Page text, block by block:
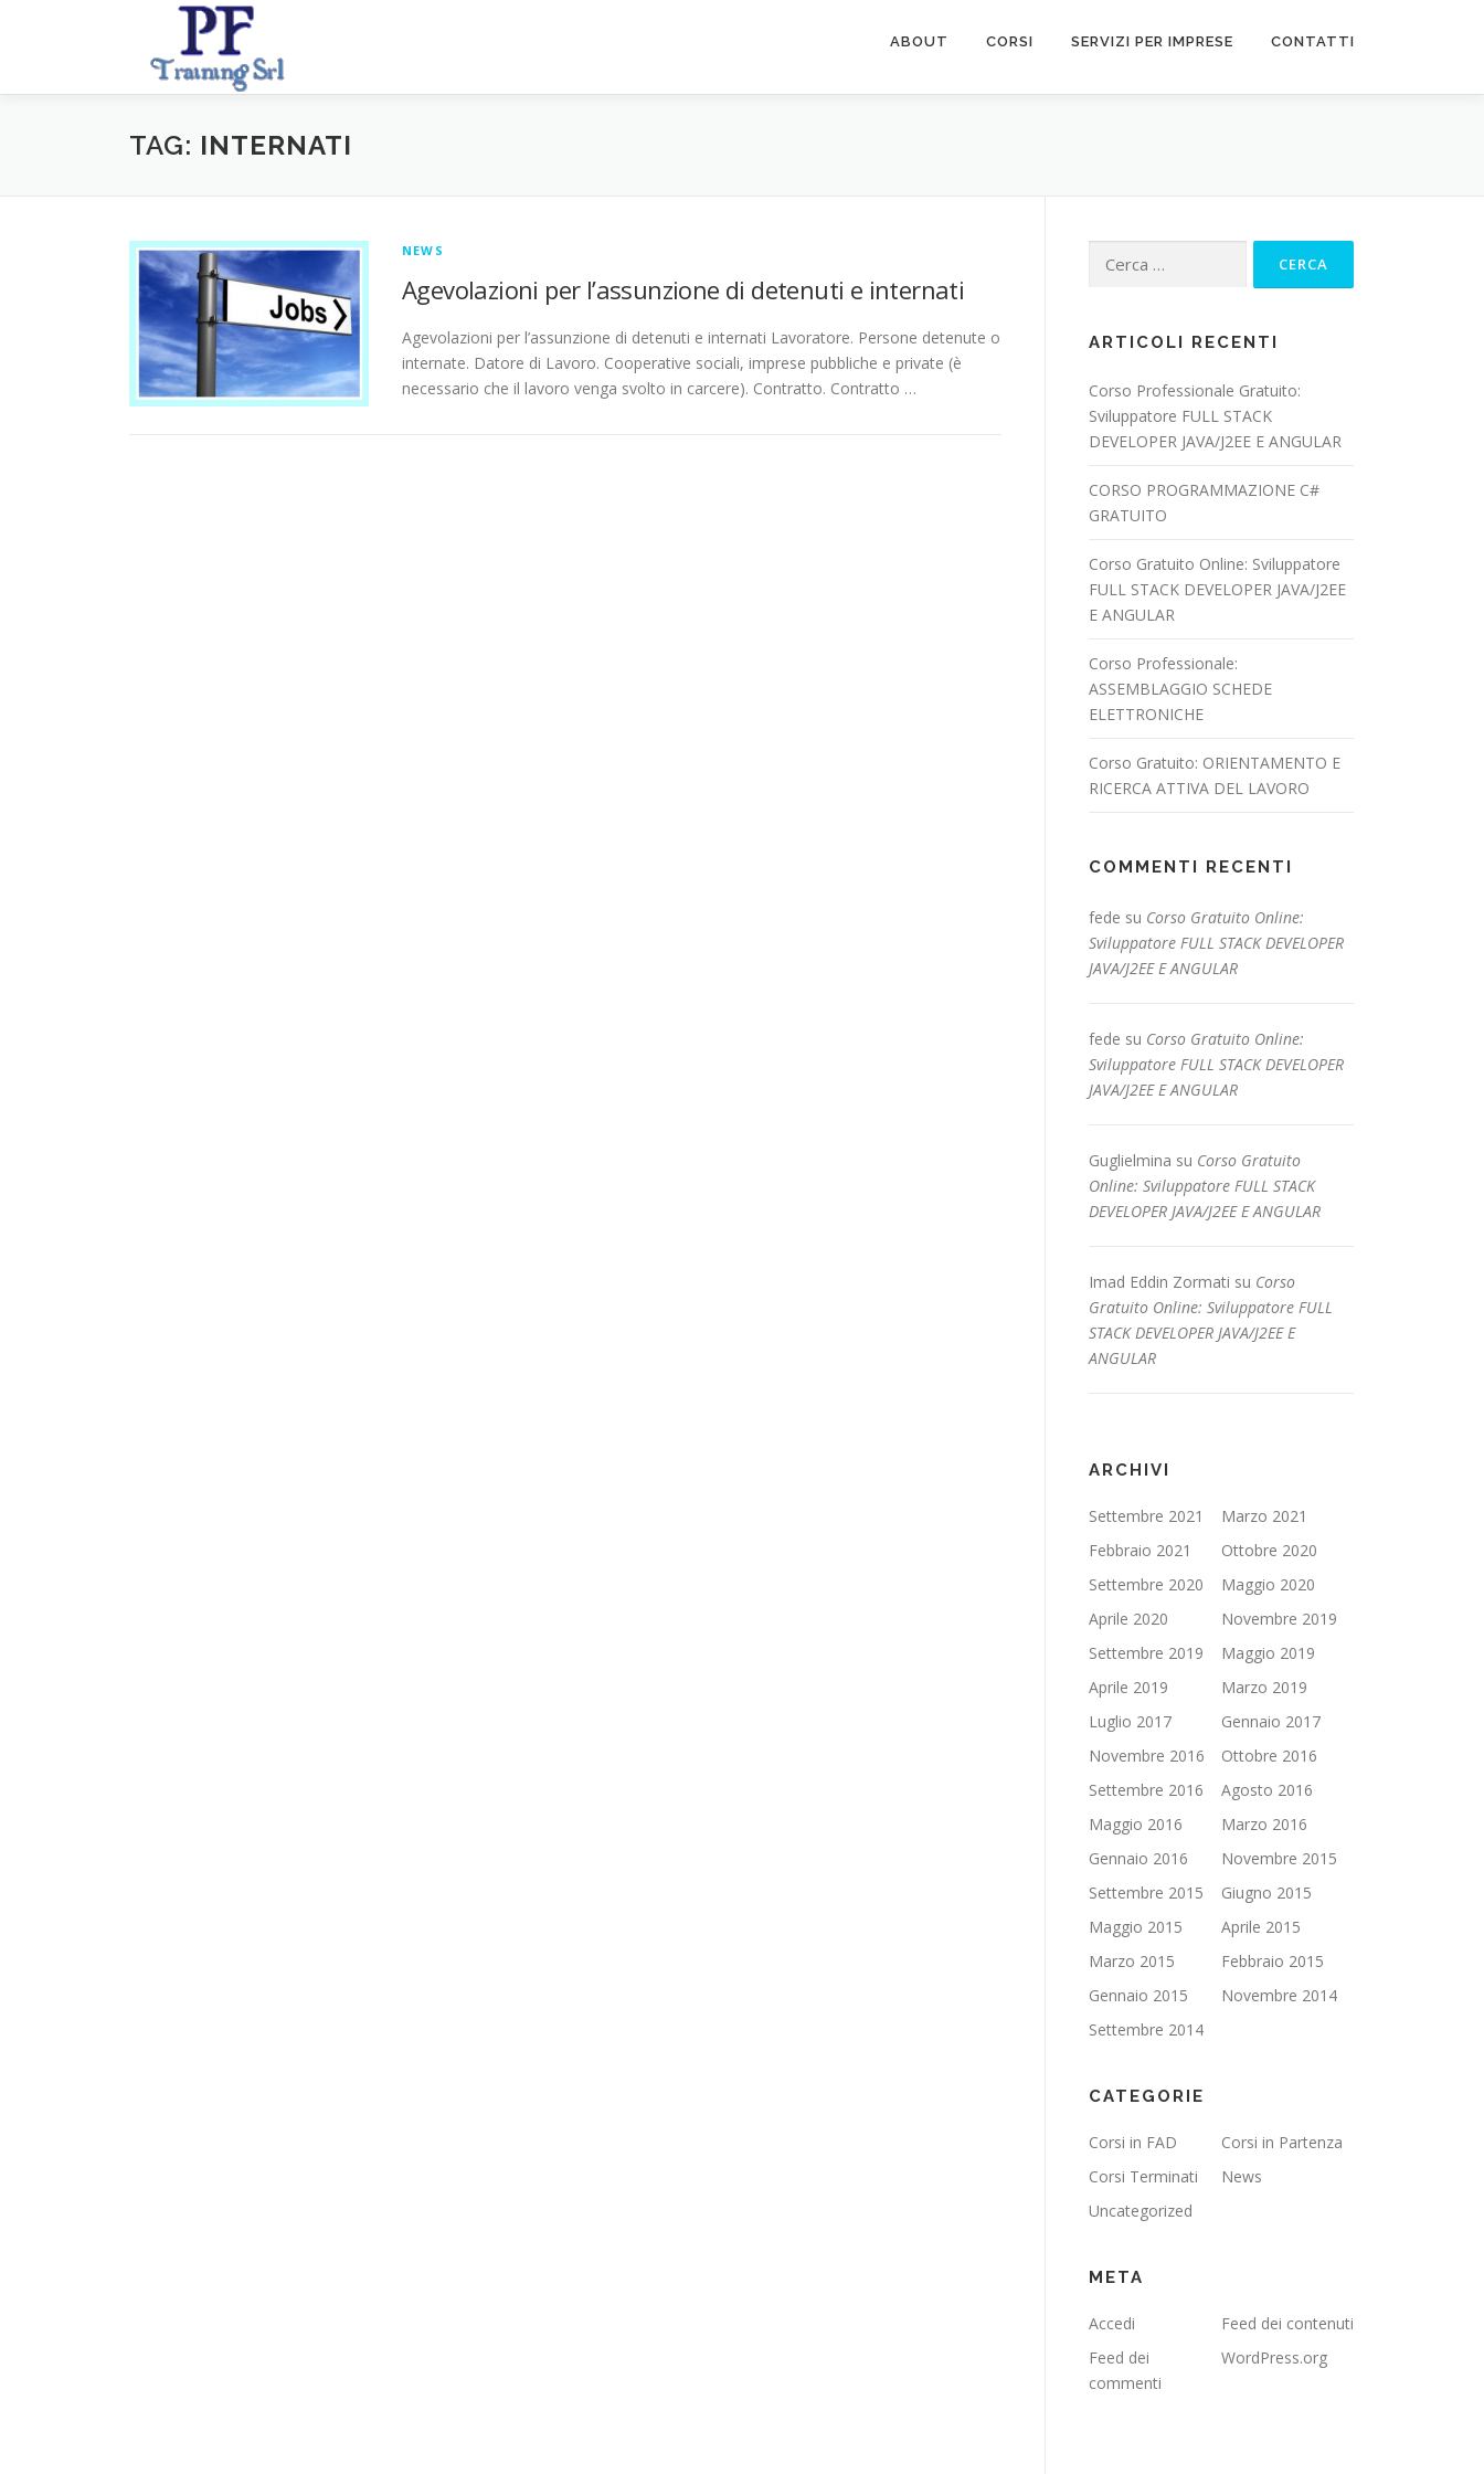
ABOUT CORSI SERVIZI PER IMPRESE CONTATTI
TAG: INTERNATI
NEWS
Agevolazioni per l’assunzione di detenuti e internati
Agevolazioni per l’assunzione di detenuti e internati Lavoratore. Persone detenute o
internate. Datore di Lavoro. Cooperative sociali, imprese pubbliche e private (è
necessario che il lavoro venga svolto in carcere). Contratto. Contratto …
per:
ARTICOLI RECENTI
Corso Professionale Gratuito:
Sviluppatore FULL STACK
DEVELOPER JAVA/J2EE E ANGULAR
CORSO PROGRAMMAZIONE C#
GRATUITO
Corso Gratuito Online: Sviluppatore
FULL STACK DEVELOPER JAVA/J2EE
E ANGULAR
Corso Professionale:
ASSEMBLAGGIO SCHEDE
ELETTRONICHE
Corso Gratuito: ORIENTAMENTO E
RICERCA ATTIVA DEL LAVORO
COMMENTI RECENTI
fede su Corso Gratuito Online:
Sviluppatore FULL STACK DEVELOPER
JAVA/J2EE E ANGULAR
fede su Corso Gratuito Online:
Sviluppatore FULL STACK DEVELOPER
JAVA/J2EE E ANGULAR
Guglielmina su Corso Gratuito
Online: Sviluppatore FULL STACK
DEVELOPER JAVA/J2EE E ANGULAR
Imad Eddin Zormati su Corso
Gratuito Online: Sviluppatore FULL
STACK DEVELOPER JAVA/J2EE E
ANGULAR
ARCHIVI
Settembre 2021
Marzo 2021
Febbraio 2021
Ottobre 2020
Settembre 2020
Maggio 2020
Aprile 2020
Novembre 2019
Settembre 2019
Maggio 2019
Aprile 2019
Marzo 2019
Luglio 2017
Gennaio 2017
Novembre 2016
Ottobre 2016
Settembre 2016
Agosto 2016
Maggio 2016
Marzo 2016
Gennaio 2016
Novembre 2015
Settembre 2015
Giugno 2015
Maggio 2015
Aprile 2015
Marzo 2015
Febbraio 2015
Gennaio 2015
Novembre 2014
Settembre 2014
CATEGORIE
Corsi in FAD
Corsi in Partenza
Corsi Terminati
News
Uncategorized
META
Accedi
Feed dei contenuti
Feed dei
commenti
WordPress.org